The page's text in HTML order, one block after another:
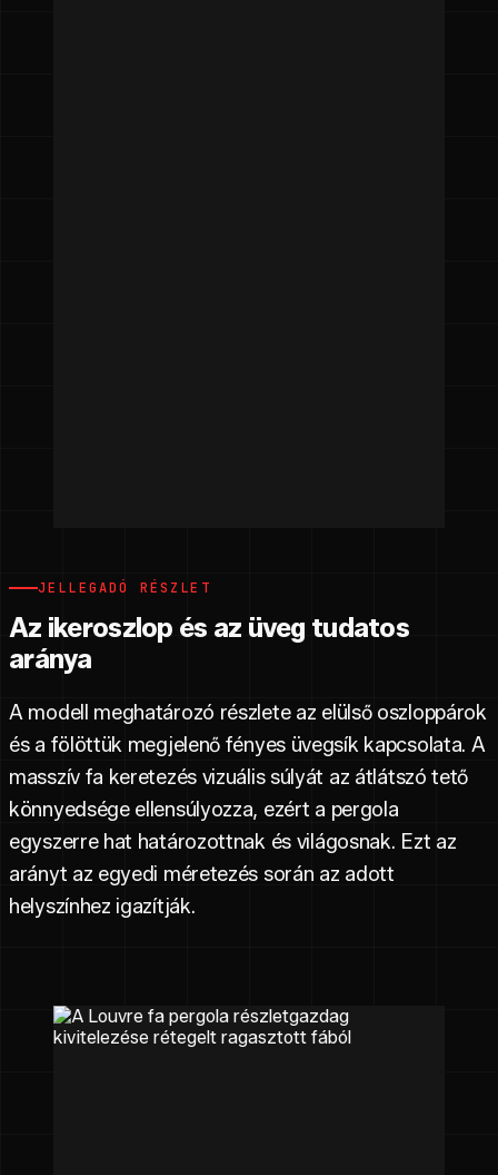
JELLEGADÓ RÉSZLET
Az ikeroszlop és az üveg tudatos
aránya
A modell meghatározó részlete az elülső oszloppárok
és a fölöttük megjelenő fényes üvegsík kapcsolata. A
masszív fa keretezés vizuális súlyát az átlátszó tető
könnyedsége ellensúlyozza, ezért a pergola
egyszerre hat határozottnak és világosnak. Ezt az
arányt az egyedi méretezés során az adott
helyszínhez igazítják.